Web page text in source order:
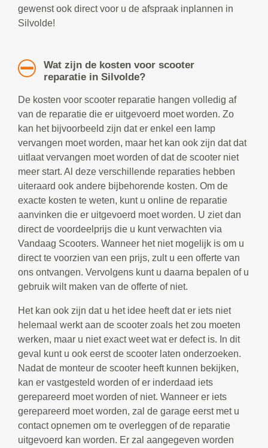
gewenst ook direct voor u de afspraak inplannen in
Silvolde!
Wat zijn de kosten voor scooter
reparatie in Silvolde?
De kosten voor scooter reparatie hangen volledig af
van de reparatie die er uitgevoerd moet worden. Zo
kan het bijvoorbeeld zijn dat er enkel een lamp
vervangen moet worden, maar het kan ook zijn dat dat
uitlaat vervangen moet worden of dat de scooter niet
meer start. Al deze verschillende reparaties hebben
uiteraard ook andere bijbehorende kosten. Om de
exacte kosten te weten, kunt u online de reparatie
aanvinken die er uitgevoerd moet worden. U ziet dan
direct de voordeelprijs die u kunt verwachten via
Vandaag Scooters. Wanneer het niet mogelijk is om u
direct te voorzien van een prijs, zult u een offerte van
ons ontvangen. Vervolgens kunt u daarna bepalen of u
gebruik wilt maken van de offerte of niet.
Het kan ook zijn dat u het idee heeft dat er iets niet
helemaal werkt aan de scooter zoals het zou moeten
werken, maar u niet exact weet wat er defect is. In dit
geval kunt u ook eerst de scooter laten onderzoeken.
Nadat de monteur de scooter heeft kunnen bekijken,
kan er vastgesteld worden of er inderdaad iets
gerepareerd moet worden of niet. Wanneer er iets
gerepareerd moet worden, zal de garage eerst met u
contact opnemen om te overleggen of de reparatie
uitgevoerd kan worden. Er zal aangegeven worden